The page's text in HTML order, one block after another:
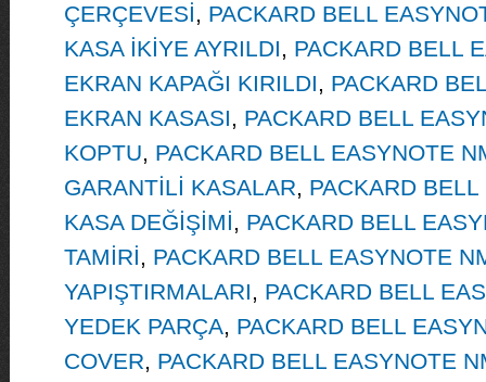
ÇERÇEVESİ, PACKARD BELL
KASA İKİYE AYRILDI, PACKARD BELL
EKRAN KAPAĞI KIRILDI, PACKARD
EKRAN KASASI, PACKARD BELL
KOPTU, PACKARD BELL EASYNOTE
GARANTİLİ KASALAR, PACKARD
KASA DEĞİŞİMİ, PACKARD BELL
TAMİRİ, PACKARD BELL EASYNOTE
YAPIŞTIRMALARI, PACKARD BELL
YEDEK PARÇA, PACKARD BELL
COVER, PACKARD BELL EASYNOTE